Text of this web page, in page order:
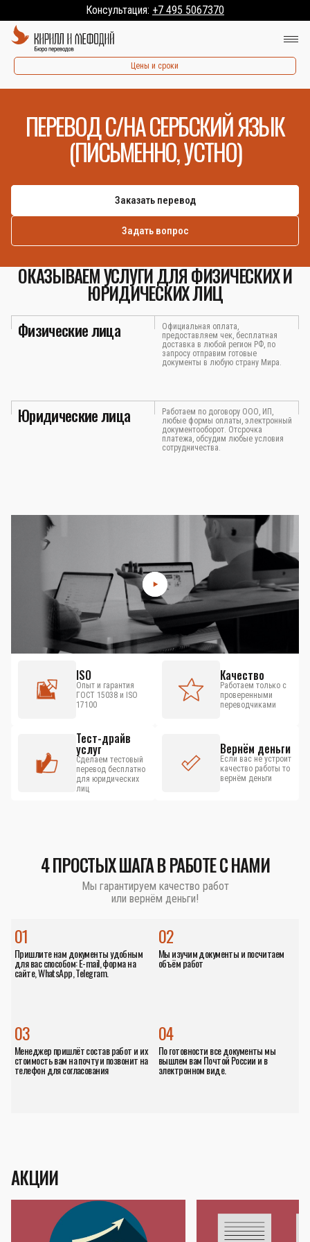
Консультация: +7 495 5067370
Цены и сроки
ПЕРЕВОД С/НА СЕРБСКИЙ ЯЗЫК
(ПИСЬМЕННО, УСТНО)
Заказать перевод
Задать вопрос
ОКАЗЫВАЕМ УСЛУГИ ДЛЯ ФИЗИЧЕСКИХ И
ЮРИДИЧЕСКИХ ЛИЦ
Физические лица
Официальная оплата,
предоставляем чек, бесплатная
доставка в любой регион РФ, по
запросу отправим готовые
документы в любую страну Мира.
Юридические лица
Работаем по договору ООО, ИП,
любые формы оплаты, электронный
документооборот. Отсрочка
платежа, обсудим любые условия
сотрудничества.
ISO
Опыт и гарантия
ГОСТ 15038 и ISO
17100
Качество
Работаем только с
проверенными
переводчиками
Тест-драйв
услуг
Сделаем тестовый
перевод бесплатно
для юридических
лиц
Вернём деньги
Если вас не устроит
качество работы то
вернём деньги
4 ПРОСТЫХ ШАГА В РАБОТЕ С НАМИ
Мы гарантируем качество работ
или вернём деньги!
01
Пришлите нам документы удобным
для вас способом: E-mail, форма на
сайте, WhatsApp, Telegram.
02
Мы изучим документы и посчитаем
объём работ
04
По готовности все документы мы
вышлем вам Почтой России и в
электронном виде.
03
Менеджер пришлёт состав работ и их
стоимость вам на почту и позвонит на
телефон для согласования
АКЦИИ